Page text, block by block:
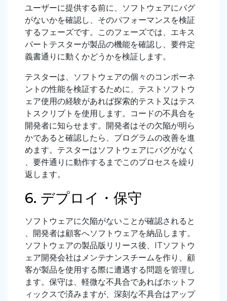
ユーザーに提供する前に、ソフトウェアにバグ
がないかを確認し、そのパフォーマンスを検証
するフェーズです。このフェーズでは、エキス
パートテスターが製品の機能を確認し、要件定
義書通りに動くかどうかを検証します。
テスターは、ソフトウェアの個々のコンポーネ
ントの性能を検証するために、テストソフトウ
ェア使用の経験があれば探索的テスト又はテス
トスクリプトを使用します。コードの不具合を
開発者に知らせます。開発者はその欠陥が明ら
かであると確認したら、プログラムの改善を進
めます。テスターはソフトウェアにバグがなく
、要件通りに動作するまでこのプロセスを繰り
返します。
6. デプロイ・保守
ソフトウェアに欠陥がないことが確認されると
、開発者は顧客へソフトウェアを納品します。
ソフトウェアの製品版リリース後、 ITソフトウ
ェア開発会社はメンテナンスチームを作り、顧
客が製品を使用する際に遭遇する問題を管理し
ます。保守は、軽微な不具合であればホットフ
ィックスで済みますが、深刻な不具合はアップ